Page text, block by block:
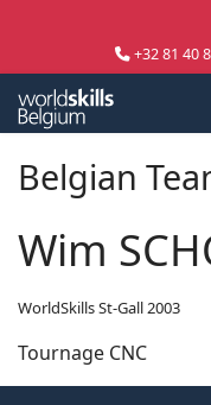
+32 81 40
Belgian
Wim
WorldSkills St-Gall 2003
Tournage CNC